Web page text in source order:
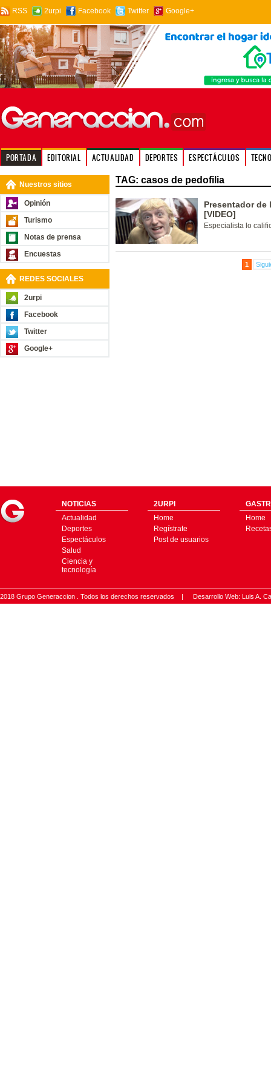
RSS 2urpi Facebook Twitter Google+
PORTADA EDITORIAL ACTUALIDAD DEPORTES ESPECTÁCULOS
Nuestros sitios
Opinión
Turismo
Notas de prensa
Encuestas
REDES SOCIALES
2urpi
Facebook
Twitter
Google+
TAG: casos de pedofilia
Presentador de
[VIDEO]
Especialista lo
1
NOTICIAS
Actualidad
Deportes
Espectáculos
Salud
Ciencia y
tecnología
2URPI
Home
Regístrate
Post de usuarios
Home
2018 Grupo Generaccion . Todos los derechos reservados | Desarrollo Web: Luis